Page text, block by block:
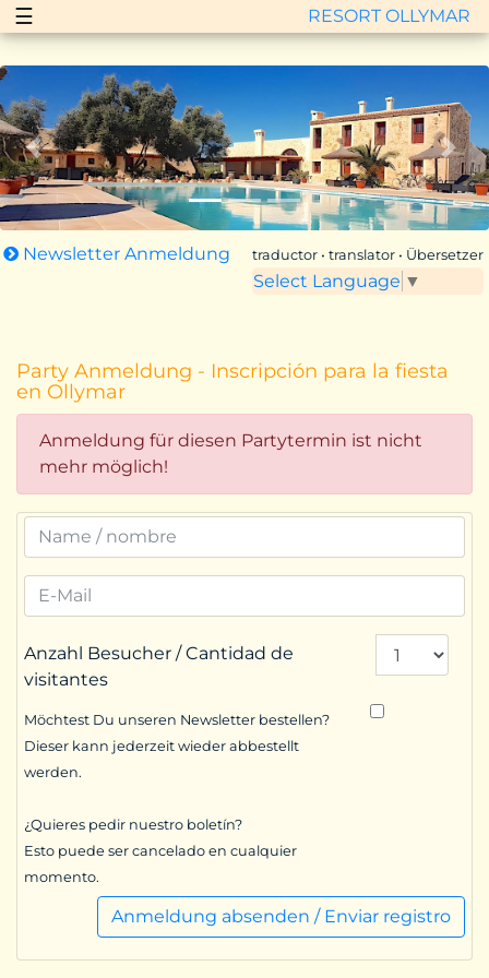
☰ RESORT OLLYMAR
Zurück Vor
Newsletter Anmeldung traductor • translator • Übersetzer
Select Language ▼
Party Anmeldung - Inscripción para la fiesta
en Ollymar
Anmeldung für diesen Partytermin ist nicht
mehr möglich!
Anzahl Besucher / Cantidad de
visitantes
Möchtest Du unseren Newsletter bestellen?
Dieser kann jederzeit wieder abbestellt
werden.
¿Quieres pedir nuestro boletín?
Esto puede ser cancelado en cualquier
momento.
Anmeldung absenden / Enviar registro